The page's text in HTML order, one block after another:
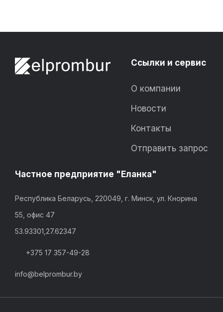
Ссылки и сервис
О компании
Новости
Контакты
Отправить запрос
Частное предприятие "Еланка"
Республика Беларусь, 220049, г. Минск, ул. Кнорина
55, офис 47
53.93301,27.62347
+375 17 357-49-28
info@belprombur.by